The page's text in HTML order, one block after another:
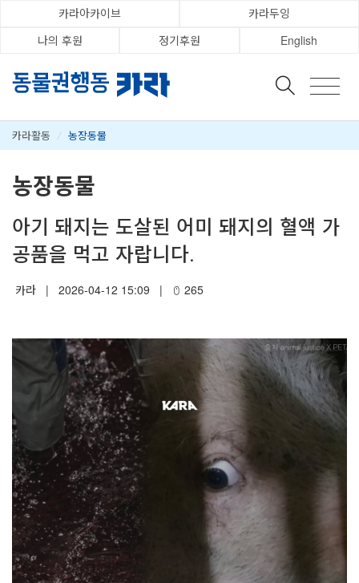
카라아카이브
카라두잉
나의 후원
정기후원 English
카라활동 / 농장동물
농장동물
아기 돼지는 도살된 어미 돼지의 혈액 가
공품을 먹고 자랍니다.
카라 | 2026-04-12 15:09 | 265